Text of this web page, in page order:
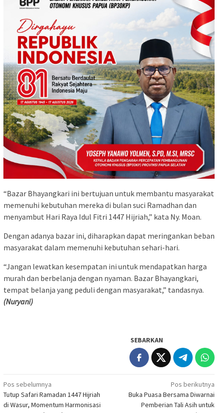
“Bazar Bhayangkari ini bertujuan untuk membantu masyarakat
memenuhi kebutuhan mereka di bulan suci Ramadhan dan
menyambut Hari Raya Idul Fitri 1447 Hijriah,” kata Ny. Moan.
Dengan adanya bazar ini, diharapkan dapat meringankan beban
masyarakat dalam memenuhi kebutuhan sehari-hari.
“Jangan lewatkan kesempatan ini untuk mendapatkan harga
murah dan berbelanja dengan nyaman. Bazar Bhayangkari,
tempat belanja yang peduli dengan masyarakat,” tandasnya.
(Nuryani)
SEBARKAN
Navigasi
pos
Pos sebelumnya
Tutup Safari Ramadan 1447 Hijriah
di Wasur, Momentum Harmonisasi
Pos berikutnya
Buka Puasa Bersama Diwarnai
Pemberian Tali Asih untuk